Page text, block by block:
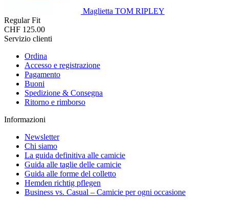
Maglietta TOM RIPLEY
Regular Fit
CHF 125.00
Servizio clienti
Ordina
Accesso e registrazione
Pagamento
Buoni
Spedizione & Consegna
Ritorno e rimborso
Informazioni
Newsletter
Chi siamo
La guida definitiva alle camicie
Guida alle taglie delle camicie
Guida alle forme del colletto
Hemden richtig pflegen
Business vs. Casual – Camicie per ogni occasione